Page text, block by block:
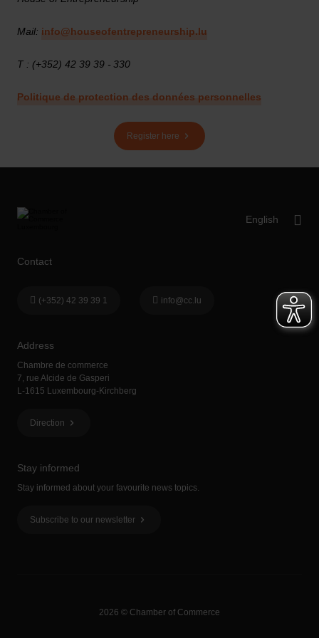
Mail: info@houseofentrepreneurship.lu
T : (+352) 42 39 39 - 330
Politique de protection des données personnelles
Register here
Stay informed
Stay informed about your favourite news topics.
Subscribe to our newsletter
Address
Chambre de commerce
7, rue Alcide de Gasperi
L-1615 Luxembourg-Kirchberg
Direction
Contact
(+352) 42 39 39 1 info@cc.lu
2026 © Chamber of Commerce